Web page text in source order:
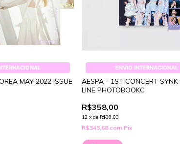
MAY 2022 ISSUE
ENVIO INTERNACIONAL
AESPA - 1ST CONCERT SYNK
LINE PHOTOBOOKC
R$358,00
12 x de R$36,83
R$343,68 com Pix